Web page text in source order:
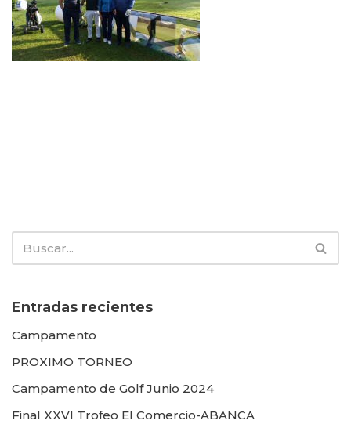
Entradas recientes
Campamento
PROXIMO TORNEO
Campamento de Golf Junio 2024
Final XXVI Trofeo El Comercio-ABANCA